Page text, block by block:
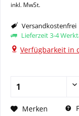
inkl. MwSt.
Versandkostenfrei
Lieferzeit 3-4
Verfügbarkeit in
Merken